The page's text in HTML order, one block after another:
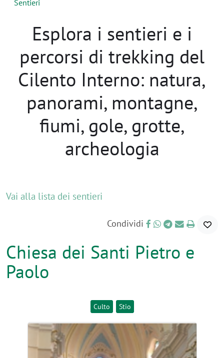
Esplora i sentieri e i
percorsi di trekking del
Cilento Interno: natura,
panorami, montagne,
fiumi, gole, grotte,
archeologia
Chiesa dei Santi Pietro e
Paolo